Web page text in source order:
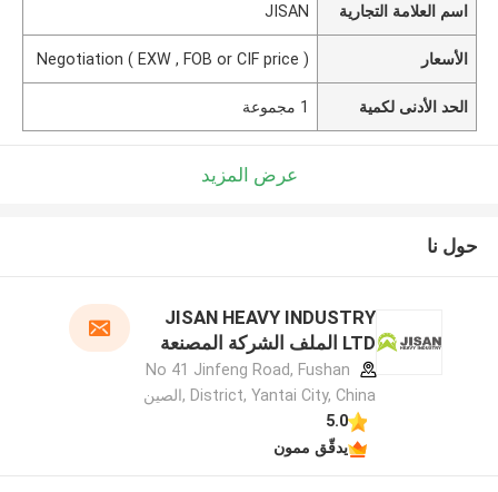
اسم العلامة التجارية JISAN
الأسعار Negotiation ( EXW , FOB or CIF price )
الحد الأدنى لكمية 1 مجموعة
عرض المزيد
حول نا
JISAN HEAVY INDUSTRY
LTD الملف الشركة المصنعة
No 41 Jinfeng Road, Fushan
District, Yantai City, China ,الصين
5.0
يدقّق ممون